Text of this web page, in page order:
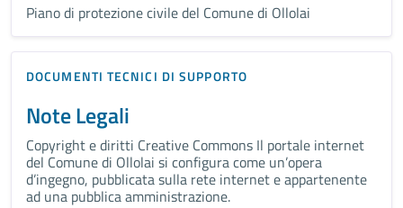
Piano di protezione civile del Comune di Ollolai
DOCUMENTI TECNICI DI SUPPORTO
Note Legali
Copyright e diritti Creative Commons Il portale internet
del Comune di Ollolai si configura come un’opera
d’ingegno, pubblicata sulla rete internet e appartenente
ad una pubblica amministrazione.